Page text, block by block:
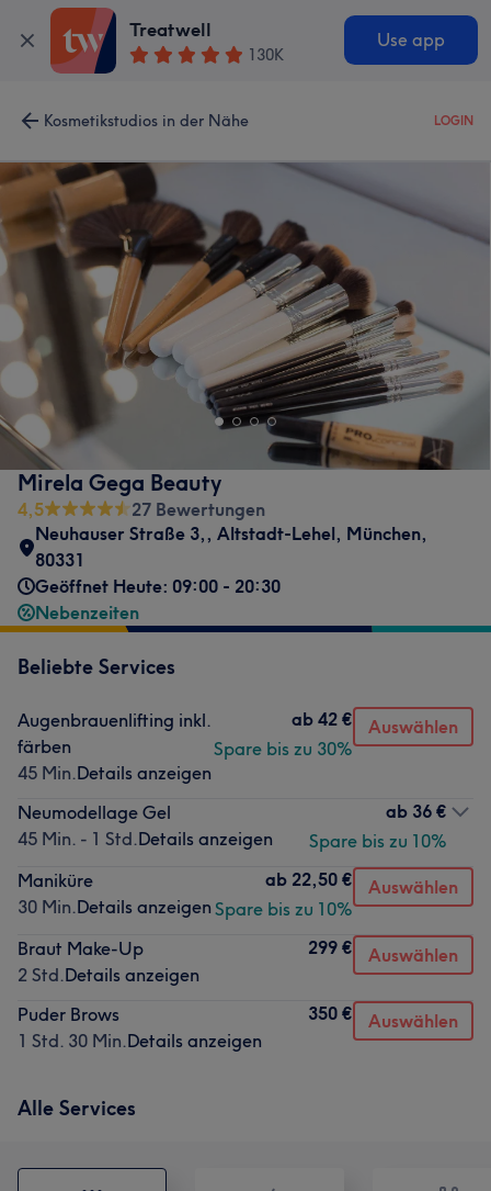
Treatwell
130K
Use app
Kosmetikstudios in der Nähe LOGIN
Mirela Gega Beauty
4,5
27 Bewertungen
Neuhauser Straße 3,, Altstadt-Lehel, München,
80331
Geöffnet Heute: 09:00 - 20:30
Nebenzeiten
Beliebte Services
Augenbrauenlifting inkl.
färben
45 Min.Details anzeigen
ab 42 €
Spare bis zu 30%
Auswählen
Neumodellage Gel
45 Min. - 1 Std.Details anzeigen
ab 36 €
Spare bis zu 10%
Maniküre
30 Min.Details anzeigen
ab 22,50 €
Spare bis zu 10%
Auswählen
Braut Make-Up
2 Std.Details anzeigen
299 € Auswählen
Puder Brows
1 Std. 30 Min.Details anzeigen
350 € Auswählen
Alle Services